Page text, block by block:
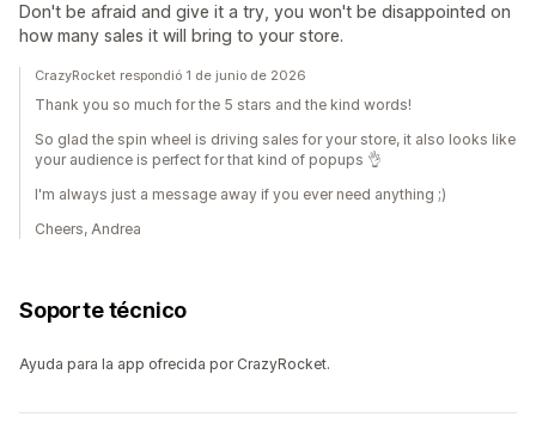
Don't be afraid and give it a try, you won't be disappointed on
how many sales it will bring to your store.
CrazyRocket respondió 1 de junio de 2026
Thank you so much for the 5 stars and the kind words!
So glad the spin wheel is driving sales for your store, it also looks like
your audience is perfect for that kind of popups 👌
I'm always just a message away if you ever need anything ;)
Cheers, Andrea
Soporte técnico
Ayuda para la app ofrecida por CrazyRocket.